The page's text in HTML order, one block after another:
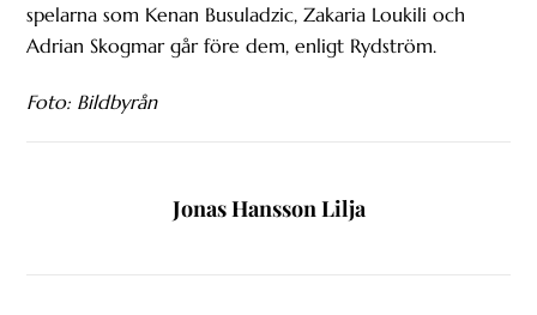
spelarna som Kenan Busuladzic, Zakaria Loukili och
Adrian Skogmar går före dem, enligt Rydström.
Foto: Bildbyrån
Jonas Hansson Lilja